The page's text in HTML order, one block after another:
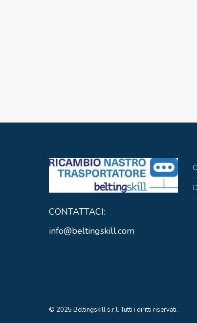
CONTATTACI:
info@beltingskill.com
© 2025 Beltingskill s.r.l. Tutti i diritti riservati.